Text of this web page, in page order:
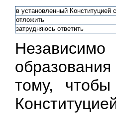
в установленный Конституцией
отложить
затрудняюсь ответить
тому,